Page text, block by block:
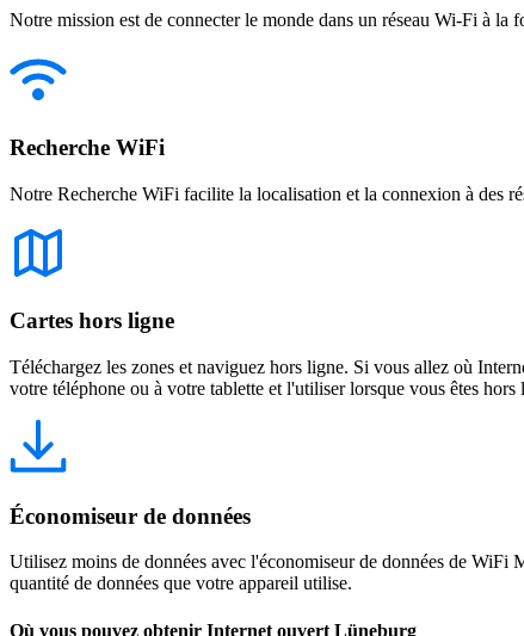
Notre mission est de connecter le monde dans un réseau Wi-Fi à
Recherche WiFi
Notre Recherche WiFi facilite la localisation et la connexion à des
Cartes hors ligne
Téléchargez les zones et naviguez hors ligne. Si vous allez où
votre téléphone ou à votre tablette et l'utiliser lorsque vous êtes hors
Économiseur de données
Utilisez moins de données avec l'économiseur de données de WiFi
quantité de données que votre appareil utilise.
Où vous pouvez obtenir Internet ouvert Lüneburg